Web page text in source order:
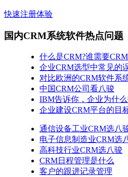
快速注册体验
国内CRM系统软件热点问题
什么是CRM?谁需要
企业CRM选型中常见的
对比欧洲的CRM软件系
中国CRM公司看八骏
IBM告诉你，企业为什
企业建设CRM平台的目
通信设备工业CRM选八
电子信息制造业CRM选
高科技行业CRM选八骏
CRM日程管理是什么
客户的跟进记录管理